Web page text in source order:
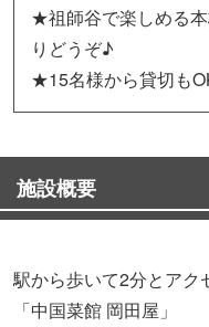
★祖師谷で楽しめる
りどうぞ♪
★15名様から貸切も
施設概要
駅から歩いて2分とアク
「中国菜館 岡田屋」